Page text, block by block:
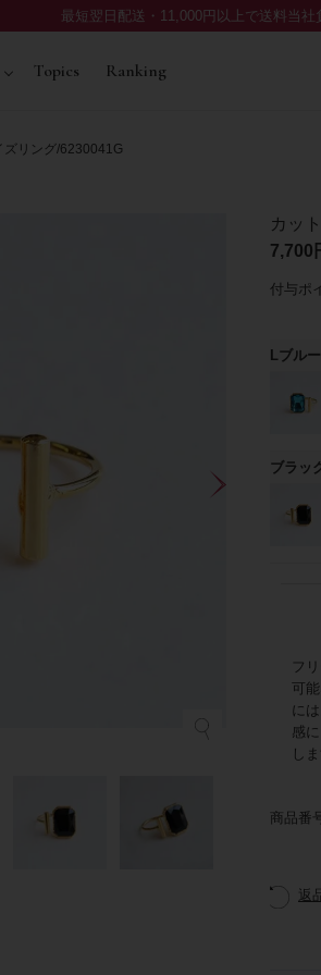
最短翌日配送・11,000円以上で送料当社
Topics Ranking
リング/6230041G
カッ
7,700
付与ポ
Lブルー
ブラッ
フ
可
に
感
しま
商品番号
返